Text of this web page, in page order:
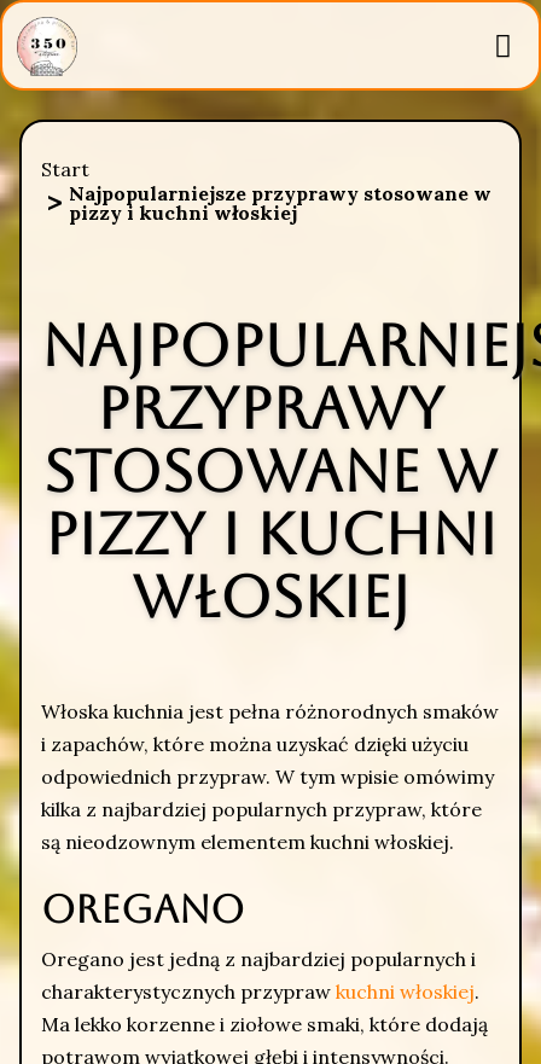
przyprawy
stosowane w
pizzy i kuchni
włoskiej
Start
Najpopularniejsze przyprawy stosowane w
pizzy i kuchni włoskiej
Włoska kuchnia jest pełna różnorodnych smaków
i zapachów, które można uzyskać dzięki użyciu
odpowiednich przypraw. W tym wpisie omówimy
kilka z najbardziej popularnych przypraw, które
są nieodzownym elementem kuchni włoskiej.
Oregano
Oregano jest jedną z najbardziej popularnych i
charakterystycznych przypraw kuchni włoskiej.
Ma lekko korzenne i ziołowe smaki, które dodają
potrawom wyjątkowej głębi i intensywności.